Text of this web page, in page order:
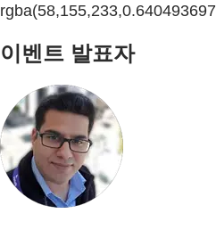
이벤트 발표자